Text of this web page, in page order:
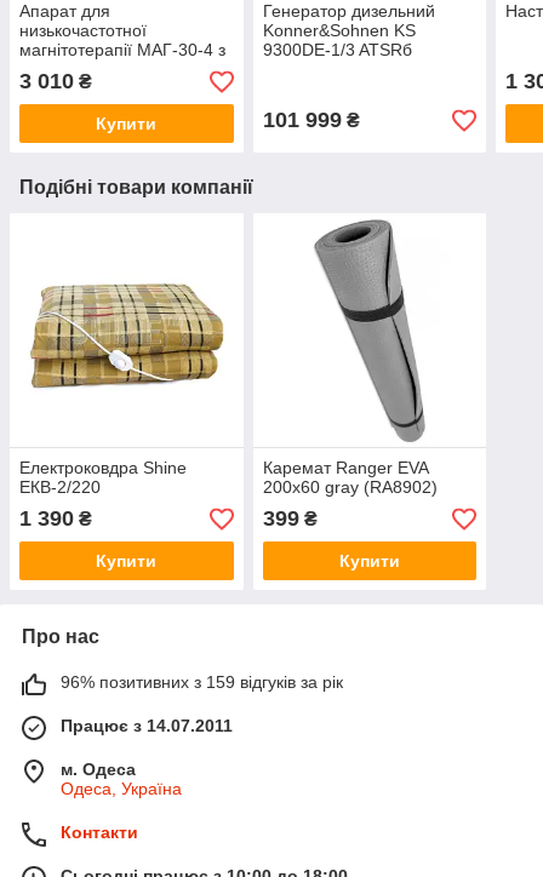
Апарат для
низькочастотної
магнітотерапії МАГ-30-4 з
таймером
3 010 ₴
Купити
Генератор дизельний
Konner&Sohnen KS
9300DE-1/3 ATSRб
101 999₴
1
Подібні товари компанії
Електроковдра Shine
ЕКВ-2/220
1 390 ₴
Купити
Каремат Ranger EVA
200x60 gray (RA8902)
399₴
Купити
Про нас
96% позитивних з 159 відгуків за рік
Працює з 14.07.2011
м. Одеса
Одеса, Україна
Контакти